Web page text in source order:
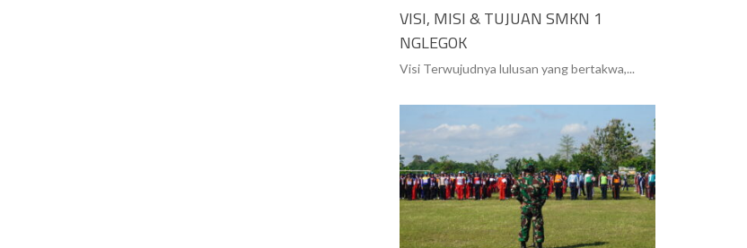
VISI, MISI & TUJUAN SMKN 1
NGLEGOK
Visi Terwujudnya lulusan yang bertakwa,...